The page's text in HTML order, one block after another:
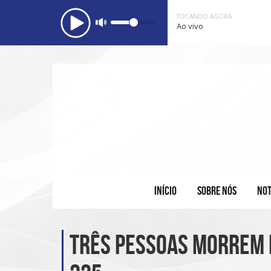
TOCANDO AGORA:
Ao vivo
INÍCIO SOBRE NÓS
Três pessoas morrem